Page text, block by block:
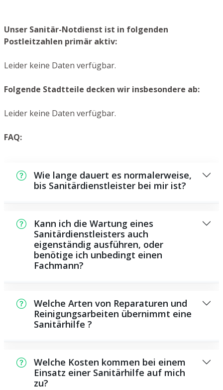
Unser Sanitär-Notdienst ist in folgenden
Postleitzahlen primär aktiv:
Leider keine Daten verfügbar.
Folgende Stadtteile decken wir insbesondere ab:
Leider keine Daten verfügbar.
FAQ:
Wie lange dauert es normalerweise,
bis Sanitärdienstleister bei mir ist?
Ihnen vor Ort sein. Dies hängt aber auch von
der Auftragslage zu diesem Zeitraum ab und
von der Verkehrssituation und der örtlichen
Gegebenheit.
Kann ich die Wartung eines
Sanitärdienstleisters auch
eigenständig ausführen, oder
benötige ich unbedingt einen
Fachmann?
Wartungsarbeiten, die Sie eigenständig
durchführen können, beispielsweise die
Anwendung von Rohrreinigungsmitteln aus
Einsatz von spezialisiertem Werkzeug oder
speziellem Fachwissen erfordern, besser
Fachmännern zu überlassen. Ein Fachmann
Welche Arten von Reparaturen und
Reinigungsarbeiten übernimmt eine
Sanitärhilfe ?
von Reparaturen und Wartungsarbeiten,
darunter die Installation und Reparatur von
Rohren, sanitären Anlagen und anderen
Welche Kosten kommen bei einem
Einsatz einer Sanitärhilfe auf mich
zu?